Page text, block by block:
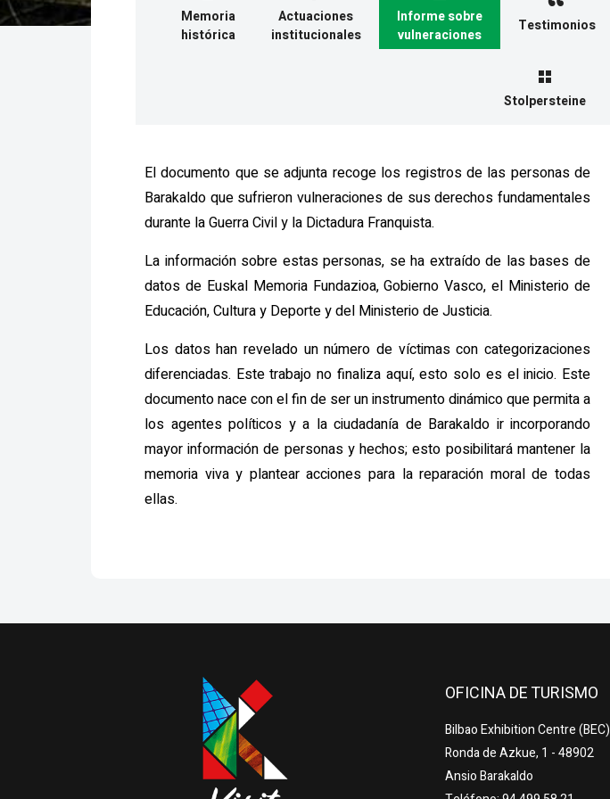
Memoria
histórica
Actuaciones
institucionales
Informe sobre
vulneraciones
Testimonios
Stolpersteine
El documento que se adjunta recoge los registros de las personas de
Barakaldo que sufrieron vulneraciones de sus derechos fundamentales
durante la Guerra Civil y la Dictadura Franquista.
La información sobre estas personas, se ha extraído de las bases de
datos de Euskal Memoria Fundazioa, Gobierno Vasco, el Ministerio de
Educación, Cultura y Deporte y del Ministerio de Justicia.
Los datos han revelado un número de víctimas con categorizaciones
diferenciadas. Este trabajo no finaliza aquí, esto solo es el inicio. Este
documento nace con el fin de ser un instrumento dinámico que permita a
los agentes políticos y a la ciudadanía de Barakaldo ir incorporando
mayor información de personas y hechos; esto posibilitará mantener la
memoria viva y plantear acciones para la reparación moral de todas
ellas.
OFICINA DE TURISMO
Bilbao Exhibition Centre (BEC)
Ronda de Azkue, 1 - 48902
Ansio Barakaldo